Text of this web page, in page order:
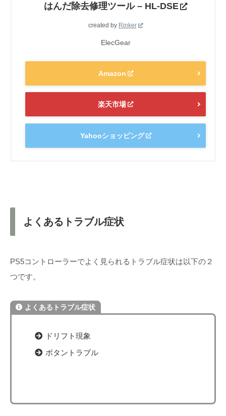
はんだ除去修理ツール – HL-DSE
created by Rinker
ElecGear
Amazon
楽天市場
Yahooショッピング
よくあるトラブル症状
PS5コントローラーでよく見られるトラブル症状は以下の２
つです。
よくあるトラブル症状
ドリフト現象
ボタントラブル